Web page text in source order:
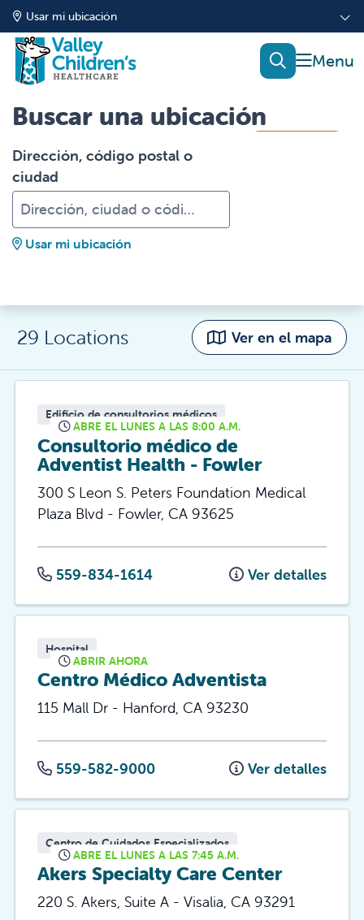
Usar mi ubicación
mostrar
buscar
Buscar una ubicación
Dirección, código postal o
ciudad
Usar mi ubicación
Edificio de consultorios médicos
ABRE EL LUNES A LAS 8:00 A.M.
Consultorio médico de
Adventist Health - Fowler
300 S Leon S. Peters Foundation Medical
Plaza Blvd - Fowler, CA 93625
559-834-1614 Ver detalles
Hospital
ABRIR AHORA
Centro Médico Adventista
115 Mall Dr - Hanford, CA 93230
559-582-9000 Ver detalles
Centro de Cuidados Especializados
ABRE EL LUNES A LAS 7:45 A.M.
Akers Specialty Care Center
220 S. Akers, Suite A - Visalia, CA 93291
29 Locations Ver en el mapa